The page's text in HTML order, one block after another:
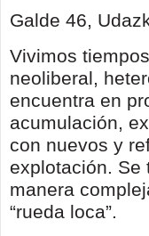
Galde 46,
Vivimos
neoliberal,
encuentra en
acumulación,
con nuevos y
explotación. Se
manera
“rueda loca”.